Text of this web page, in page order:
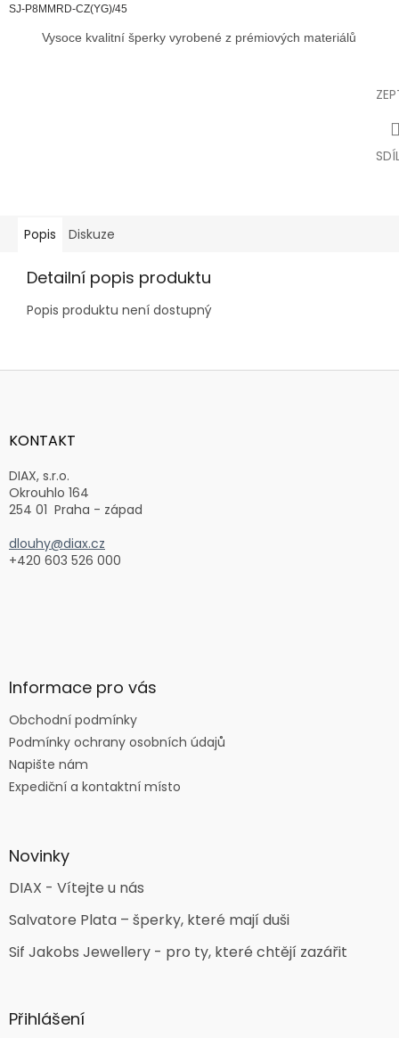
SJ-P8MMRD-CZ(YG)/45
Vysoce kvalitní šperky vyrobené z prémiových materiálů
Popis Diskuze
Detailní popis produktu
Popis produktu není dostupný
Z
aKONTAKT
DIAX, s.r.o.
Okrouhlo 164
254 01 Praha - západ
dlouhy@diax.cz
+420 603 526 000
Informace pro vás
Obchodní podmínky
Podmínky ochrany osobních údajů
Napište nám
Expediční a kontaktní místo
Novinky
DIAX - Vítejte u nás
Salvatore Plata – šperky, které mají duši
Sif Jakobs Jewellery - pro ty, které chtějí zazářit
Přihlášení